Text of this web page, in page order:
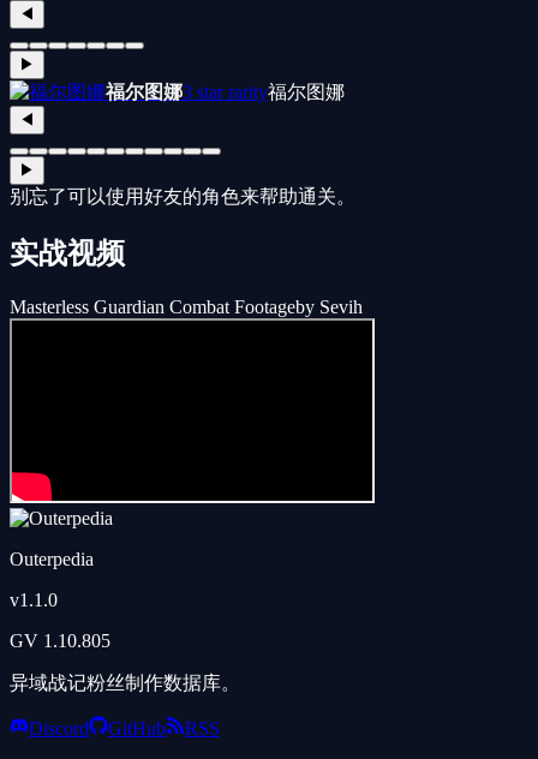
◀
▶
福尔图娜3 star rarity福尔图娜
◀
▶
别忘了可以使用好友的角色来帮助通关。
实战视频
Masterless Guardian Combat Footageby Sevih
Outerpedia
v1.1.0
GV 1.10.805
异域战记粉丝制作数据库。
Discord GitHub RSS